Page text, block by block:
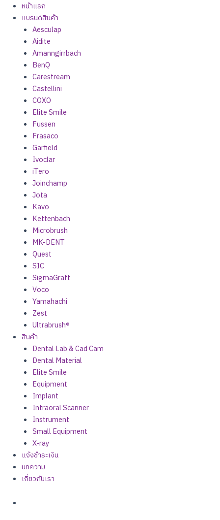
หน้าแรก
แบรนด์สินค้า
Aesculap
Aidite
Amanngirrbach
BenQ
Carestream
Castellini
COXO
Elite Smile
Fussen
Frasaco
Garfield
Ivoclar
iTero
Joinchamp
Jota
Kavo
Kettenbach
Microbrush
MK-DENT
Quest
SIC
SigmaGraft
Voco
Yamahachi
Zest
Ultrabrush®
สินค้า
Dental Lab & Cad Cam
Dental Material
Elite Smile
Equipment
Implant
Intraoral Scanner
Instrument
Small Equipment
X-ray
แจ้งชำระเงิน
บทความ
เกี่ยวกับเรา